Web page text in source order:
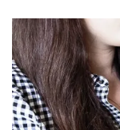
pour
l’été
23/05/2026